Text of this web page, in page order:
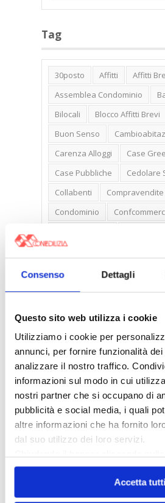
Consenso Dettagli
Questo sito web utilizza i cookie
Utilizziamo i cookie per
annunci, per fornire funzionalità
analizzare il nostro traffico.
informazioni sul modo in cui
nostri partner che si occupano di
pubblicità e social media, i quali
altre informazioni che ha fornito
dal suo utilizzo dei loro servizi.
solo i cookie necessari.
Accetta tutti
Tag
30posto Affitti Affitti
Assemblea Condominio
Bilocali
Blocco Affitti Brevi
Buon Senso
Carenza Alloggi
Case
Case Pubbliche
Cedolare
Collabenti
Condominio
Gabetti Spa
Green Deal
Ideologia Green
Prima Casa
Proprietari
Rendite Catastali
Sunia
Trasferimenti
Valore Case